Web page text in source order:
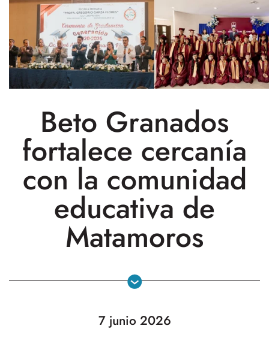
Beto Granados
fortalece cercanía
con la comunidad
educativa de
Matamoros
7 junio 2026